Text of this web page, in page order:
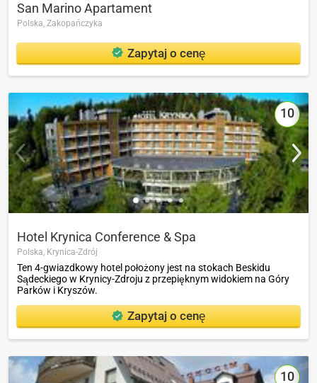
San Marino Apartament
Polska, Zakopańczyka
Zapytaj o cenę
10
Hotel Krynica Conference & Spa
Polska, Krynica-Zdrój
Ten 4-gwiazdkowy hotel położony jest na stokach Beskidu
Sądeckiego w Krynicy-Zdroju z przepięknym widokiem na Góry
Parków i Kryszów.
Zapytaj o cenę
10